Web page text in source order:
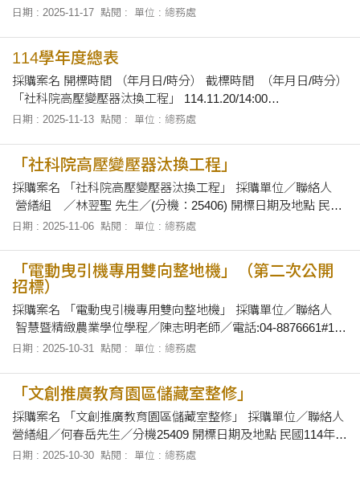
日期 : 2025-11-17 點閱 : 單位 : 總務處
114學年度總表
採購案名 開標時間 （年月日/時分） 截標時間 （年月日/時分）
「社科院高壓變壓器汰換工程」 114.11.20/14:00
114.11.19/17:00 「文創推廣教育園區儲藏室整修」
日期 : 2025-11-13 點閱 : 單位 : 總務處
「社科院高壓變壓器汰換工程」
採購案名 「社科院高壓變壓器汰換工程」 採購單位／聯絡人
營繕組 ／林翌聖 先生／(分機：25406) 開標日期及地點 民國
114年11月20日下午14時00分正，在本校總務處會議室當眾開
日期 : 2025-11-06 點閱 : 單位 : 總務處
「電動曳引機專用雙向整地機」（第二次公開
招標）
採購案名 「電動曳引機專用雙向整地機」 採購單位／聯絡人
智慧暨精緻農業學位學程／陳志明老師／電話:04-8876661#101
開標日期及地點 民國114年11月7日上午10時10分正，在本校總
日期 : 2025-10-31 點閱 : 單位 : 總務處
「文創推廣教育園區儲藏室整修」
採購案名 「文創推廣教育園區儲藏室整修」 採購單位／聯絡人
營繕組／何春岳先生／分機25409 開標日期及地點 民國114年11
月7日上午10時40分正，在本校總務處會議室當眾開標。 招標
日期 : 2025-10-30 點閱 : 單位 : 總務處